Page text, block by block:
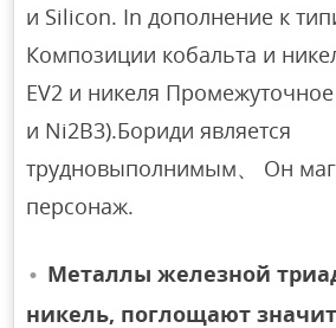
и Silicon. In дополнение к
Композиции кобальта и
EV2 и никеля
и Ni2B3).Бориди является
трудновыполнимым、 Он
персонаж.
Металлы железной
никель, поглощают